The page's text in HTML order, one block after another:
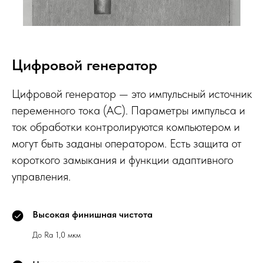
Цифровой генератор
Цифровой генератор — это импульсный источник
переменного тока (AC). Параметры импульса и
ток обработки контролируются компьютером и
могут быть заданы оператором. Есть защита от
короткого замыкания и функции адаптивного
управления.
Высокая финишная чистота
До Ra 1,0 мкм